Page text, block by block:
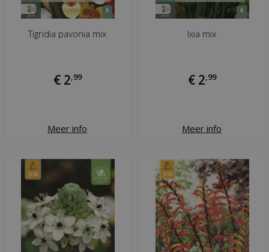
Tigridia pavonia mix
€ 2 99
Meer info
Ixia mix
€ 2 99
Meer info